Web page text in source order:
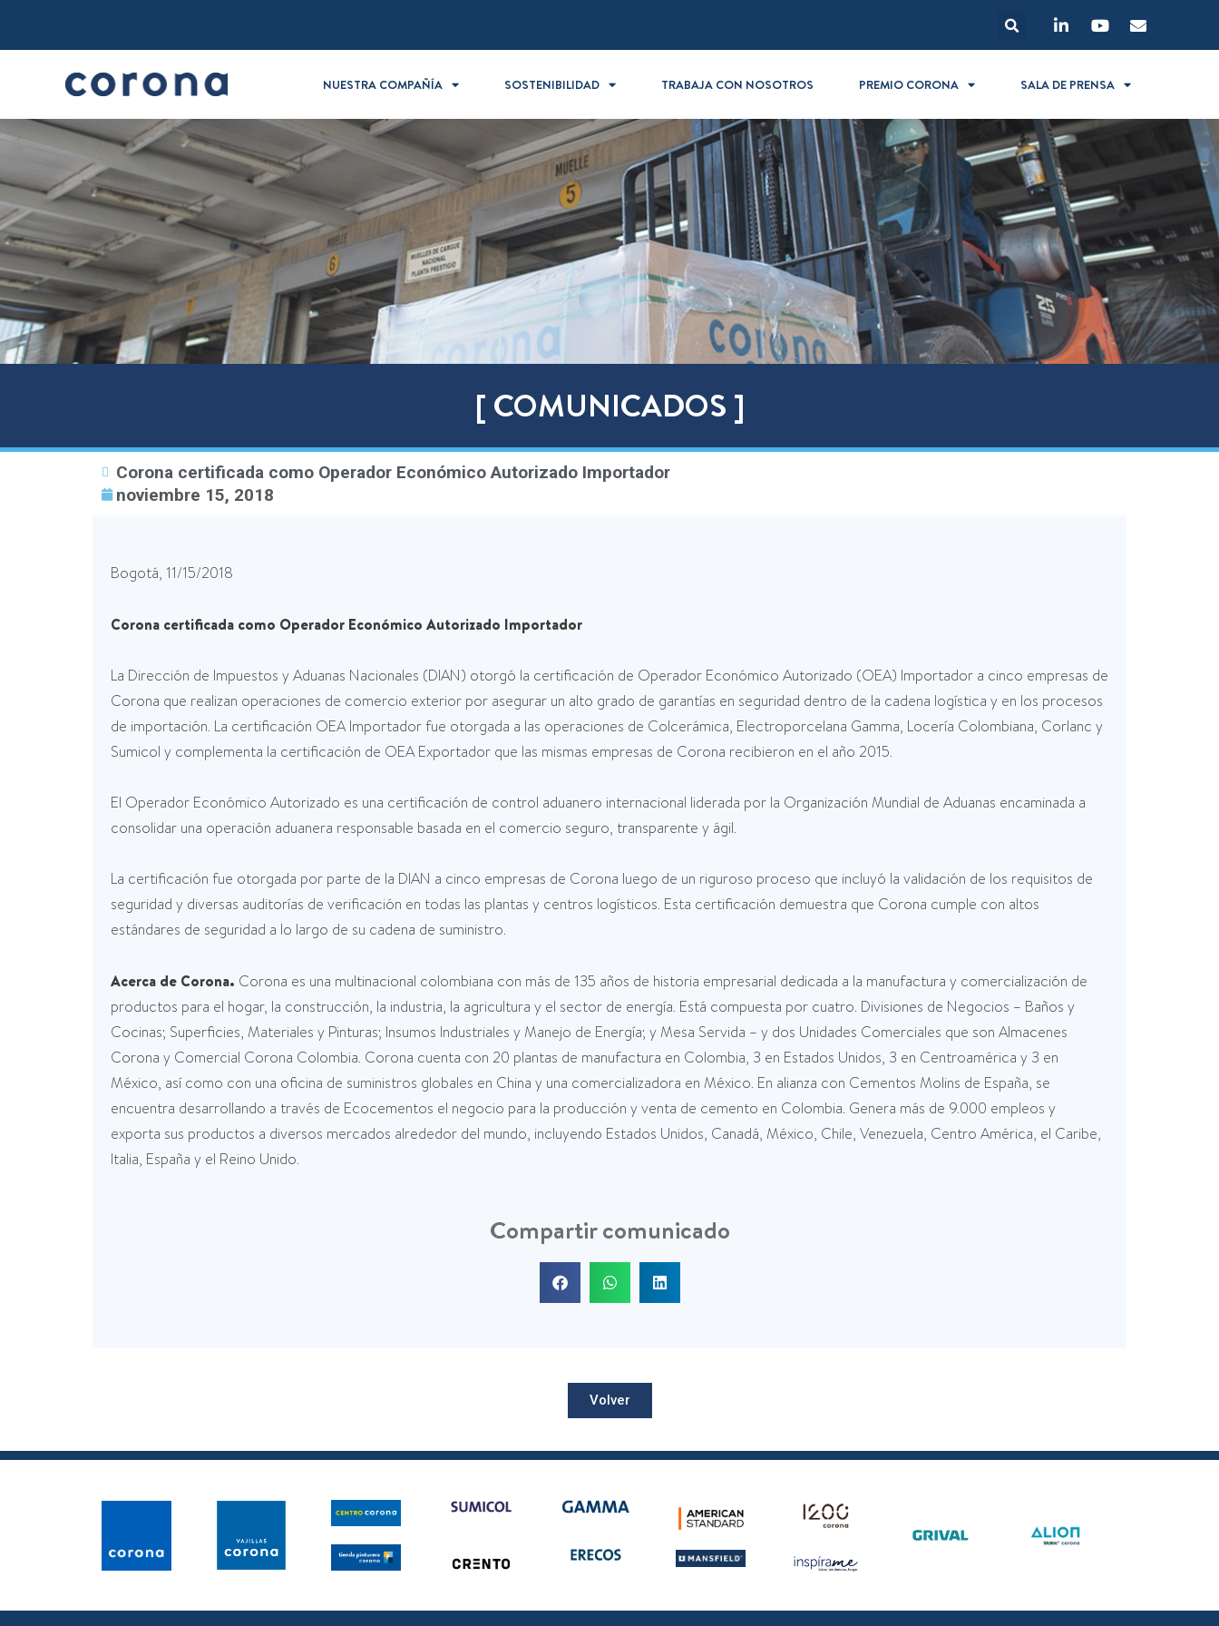
NUESTRA COMPAÑÍA SOSTENIBILIDAD TRABAJA CON NOSOTROS PREMIO CORONA SALA DE PRENSA
[ COMUNICADOS ]
Corona certificada como Operador Económico Autorizado Importador
noviembre 15, 2018
Bogotá, 11/15/2018
Corona certificada como Operador Económico Autorizado Importador
La Dirección de Impuestos y Aduanas Nacionales (DIAN) otorgó la certificación de Operador Económico Autorizado (OEA) Importador a cinco empresas de
Corona que realizan operaciones de comercio exterior por asegurar un alto grado de garantías en seguridad dentro de la cadena logística y en los procesos
de importación. La certificación OEA Importador fue otorgada a las operaciones de Colcerámica, Electroporcelana Gamma, Locería Colombiana, Corlanc y
Sumicol y complementa la certificación de OEA Exportador que las mismas empresas de Corona recibieron en el año 2015.
El Operador Económico Autorizado es una certificación de control aduanero internacional liderada por la Organización Mundial de Aduanas encaminada a
consolidar una operación aduanera responsable basada en el comercio seguro, transparente y ágil.
La certificación fue otorgada por parte de la DIAN a cinco empresas de Corona luego de un riguroso proceso que incluyó la validación de los requisitos de
seguridad y diversas auditorías de verificación en todas las plantas y centros logísticos. Esta certificación demuestra que Corona cumple con altos
estándares de seguridad a lo largo de su cadena de suministro.
Acerca de Corona. Corona es una multinacional colombiana con más de 135 años de historia empresarial dedicada a la manufactura y comercialización de
productos para el hogar, la construcción, la industria, la agricultura y el sector de energía. Está compuesta por cuatro. Divisiones de Negocios – Baños y
Cocinas; Superficies, Materiales y Pinturas; Insumos Industriales y Manejo de Energía; y Mesa Servida – y dos Unidades Comerciales que son Almacenes
Corona y Comercial Corona Colombia. Corona cuenta con 20 plantas de manufactura en Colombia, 3 en Estados Unidos, 3 en Centroamérica y 3 en
México, así como con una oficina de suministros globales en China y una comercializadora en México. En alianza con Cementos Molins de España, se
encuentra desarrollando a través de Ecocementos el negocio para la producción y venta de cemento en Colombia. Genera más de 9.000 empleos y
exporta sus productos a diversos mercados alrededor del mundo, incluyendo Estados Unidos, Canadá, México, Chile, Venezuela, Centro América, el Caribe,
Italia, España y el Reino Unido.
Compartir comunicado
Volver